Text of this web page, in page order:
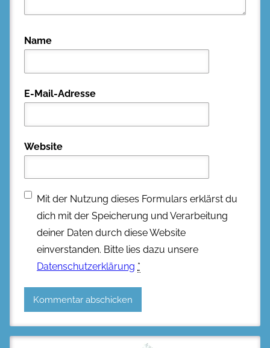
Name
E-Mail-Adresse
Website
Mit der Nutzung dieses Formulars erklärst du
dich mit der Speicherung und Verarbeitung
deiner Daten durch diese Website
einverstanden. Bitte lies dazu unsere
Datenschutzerklärung *